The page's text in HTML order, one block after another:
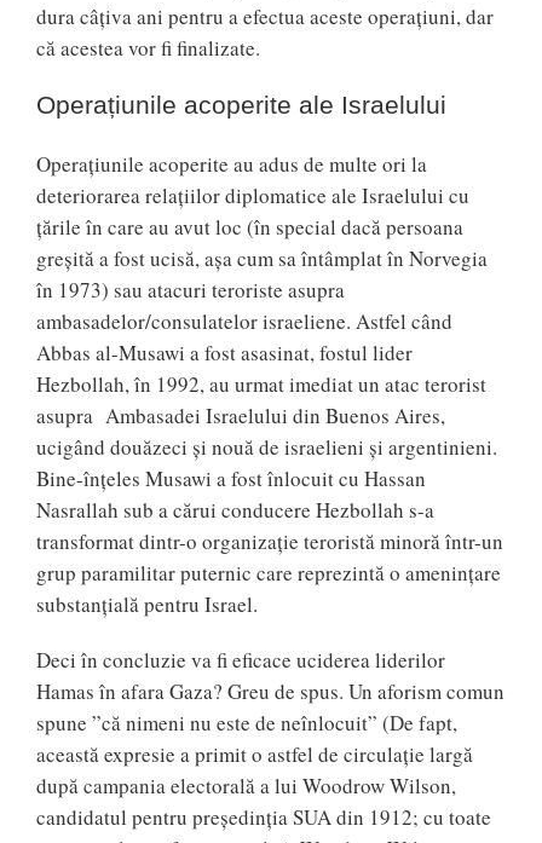
dura câțiva ani pentru a efectua aceste operațiuni, dar
că acestea vor fi finalizate.
Operațiunile acoperite ale Israelului
Operațiunile acoperite au adus de multe ori la
deteriorarea relațiilor diplomatice ale Israelului cu
țările în care au avut loc (în special dacă persoana
greșită a fost ucisă, așa cum sa întâmplat în Norvegia
în 1973) sau atacuri teroriste asupra
ambasadelor/consulatelor israeliene. Astfel când
Abbas al-Musawi a fost asasinat, fostul lider
Hezbollah, în 1992, au urmat imediat un atac terorist
asupra Ambasadei Israelului din Buenos Aires,
ucigând douăzeci și nouă de israelieni și argentinieni.
Bine-înțeles Musawi a fost înlocuit cu Hassan
Nasrallah sub a cărui conducere Hezbollah s-a
transformat dintr-o organizație teroristă minoră într-un
grup paramilitar puternic care reprezintă o amenințare
substanțială pentru Israel.
Deci în concluzie va fi eficace uciderea liderilor
Hamas în afara Gaza? Greu de spus. Un aforism comun
spune ”că nimeni nu este de neînlocuit” (De fapt,
această expresie a primit o astfel de circulație largă
după campania electorală a lui Woodrow Wilson,
candidatul pentru președinția SUA din 1912; cu toate